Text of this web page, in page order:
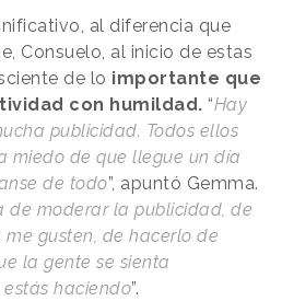
al diferencia que
Consuelo, al inicio de estas
de lo importante que
con humildad. “Hay
publicidad. Todos ellos
miedo de que llegue un día
de todo”, apuntó Gemma.
de moderar la publicidad, de
gusten, de hacerlo de
la gente se sienta
haciendo”.